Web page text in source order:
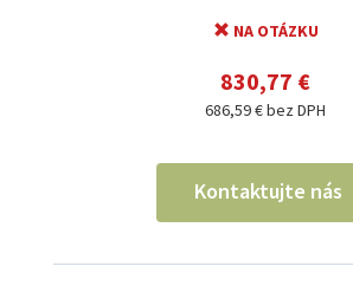
NA OTÁZKU
830,77 €
686,59 € bez DPH
Kontaktujte nás